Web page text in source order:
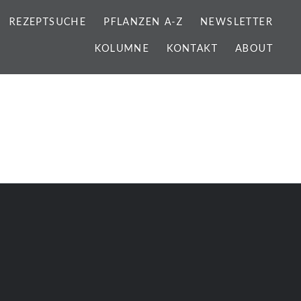
REZEPTSUCHE PFLANZEN A-Z NEWSLETTER
KOLUMNE KONTAKT ABOUT